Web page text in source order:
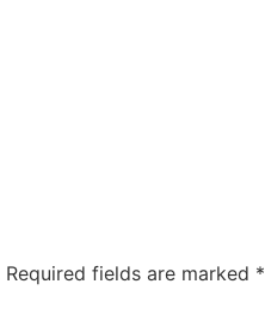
Required fields are marked *